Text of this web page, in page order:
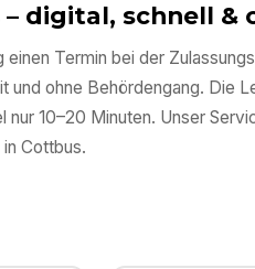
– digital, schnell &
Termin bei der
und ohne Behördengang.
nur 10–20 Minuten. Unser
Cottbus.